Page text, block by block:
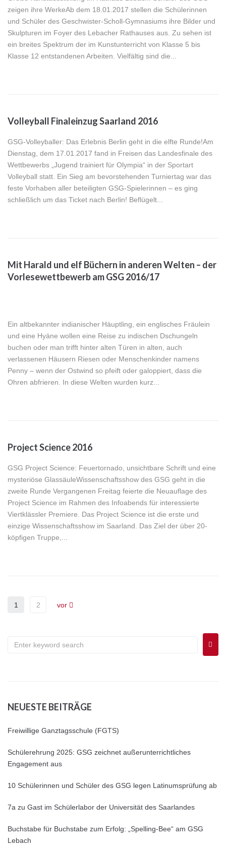
zeigen ihre WerkeAb dem 18.01.2017 stellen die Schülerinnen
und Schüler des Geschwister-Scholl-Gymnasiums ihre Bilder und
Skulpturen im Foyer des Lebacher Rathauses aus. Zu sehen ist
ein breites Spektrum der im Kunstunterricht von Klasse 5 bis
Klasse 12 entstandenen Arbeiten. Vielfältig sind die...
Volleyball Finaleinzug Saarland 2016
GSG-Volleyballer: Das Erlebnis Berlin geht in die elfte Runde!Am
Dienstag, dem 17.01.2017 fand in Freisen das Landesfinale des
Wettbewerbs „Jugend trainiert für Olympia“ in der Sportart
Volleyball statt. Ein Sieg am bevorstehenden Turniertag war das
feste Vorhaben aller beteiligten GSG-Spielerinnen – es ging
schließlich um das Ticket nach Berlin! Beflügelt...
Mit Harald und elf Büchern in anderen Welten – der
Vorlesewettbewerb am GSG 2016/17
Ein altbekannter indianischer Häuptling, ein englisches Fräulein
und eine Hyäne wollen eine Reise zu indischen Dschungeln
buchen oder man trifft hinter alten Türen in alten, auch
verlassenen Häusern Riesen oder Menschenkinder namens
Penny – wenn der Ostwind so pfeift oder galoppiert, dass die
Ohren abfrieren. In diese Welten wurden kurz...
Project Science 2016
GSG Project Science: Feuertornado, unsichtbare Schrift und eine
mysteriöse GlassäuleWissenschaftsshow des GSG geht in die
zweite Runde Vergangenen Freitag feierte die Neuauflage des
Project Science im Rahmen des Infoabends für interessierte
Viertklässler Premiere. Das Project Science ist die erste und
einzige Wissenschaftsshow im Saarland. Das Ziel der über 20-
köpfigen Truppe,...
1 2 vor
NEUESTE BEITRÄGE
Freiwillige Ganztagsschule (FGTS)
Schülerehrung 2025: GSG zeichnet außerunterrichtliches
Engagement aus
10 Schülerinnen und Schüler des GSG legen Latinumsprüfung ab
7a zu Gast im Schülerlabor der Universität des Saarlandes
Buchstabe für Buchstabe zum Erfolg: „Spelling-Bee“ am GSG
Lebach